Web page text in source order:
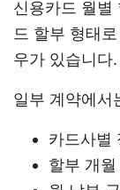
신용카드 월별
드 할부 형태
우가 있습니다.
일부 계약에서
카드사별
할부 개월